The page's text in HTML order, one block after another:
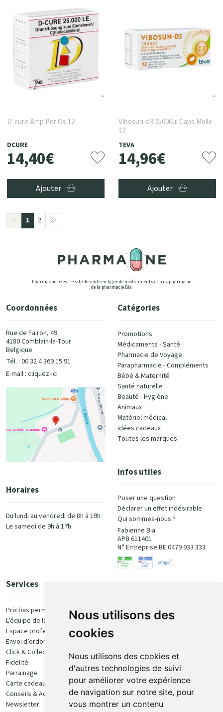
Nous utilisons des
cookies
Nous utilisons des cookies et
d'autres technologies de suivi
pour améliorer votre expérience
de navigation sur notre site, pour
vous montrer un contenu
D-cure Amp Per Os 12
DCURE
14,40€
Ajouter
Vibosun-d3 25000ui Caps Molle
12
TEVA
14,96€
Ajouter
1 2
Pharmaone.be est le site de vente en ligne de médicaments et parapharmacie
de la pharmacie Bia
Coordonnées
Rue de Fairon, 49
4180 Comblain-la-Tour
Belgique
Tél. : 00 32 4 369 15 91
E-mail : cliquez-ici
Horaires
Du lundi au vendredi de 8h à 19h
Le samedi de 9h à 17h
Catégories
Promotions
Médicaments - Santé
Pharmacie de Voyage
Parapharmacie - Compléments
Bébé & Maternité
Santé naturelle
Beauté - Hygiène
Animaux
Matériel médical
idées cadeaux
Toutes les marques
Infos utiles
Poser une question
Déclarer un effet indésirable
Qui sommes-nous ?
Fabienne Bia
APB 611401
N° Entreprise BE 0479 933 333
Services
Prix bas permanent
L’équipe de la pharmacie
Espace professionnel
Envoi d’ordonnance
Click & Collect
Fidelité
Parrainage
Carte cadeau
Conseils & Actualités
Newsletter
100% sécurisé
Retrait et livraison